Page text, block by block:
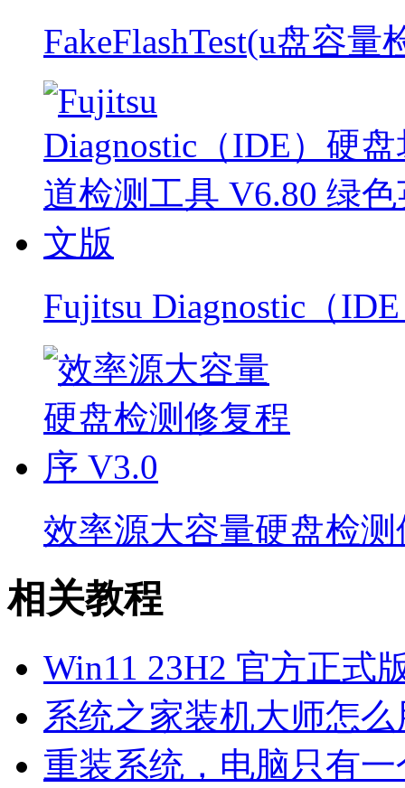
FakeFlashTest(u盘容
Fujitsu Diagnostic（
效率源大容量硬盘检
相关教程
Win11 23H2 官方正式
系统之家装机大师怎
重装系统，电脑只有